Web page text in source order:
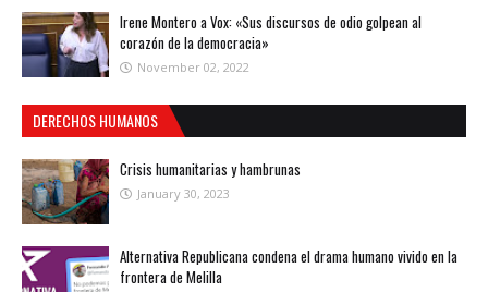
Irene Montero a Vox: «Sus discursos de odio golpean al
corazón de la democracia»
November 02, 2022
DERECHOS HUMANOS
Crisis humanitarias y hambrunas
January 30, 2023
Alternativa Republicana condena el drama humano vivido en la
frontera de Melilla